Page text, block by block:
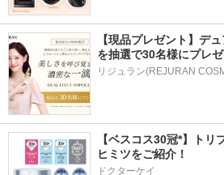
【現品プレゼント】デ
を抽選で30名様にプレ
リジュラン(REJURAN
【ベスコス30冠*】トリ
ヒミツをご紹介！
ドクターケイ